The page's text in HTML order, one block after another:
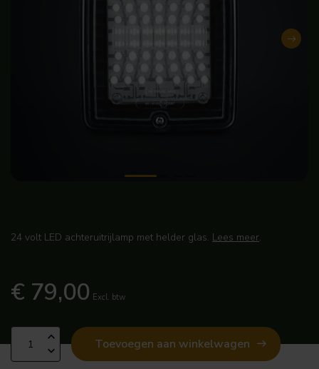
24 volt LED achteruitrijlamp met helder glas. Lees meer.
€ 79,00 Excl. btw
Toevoegen aan winkelwagen